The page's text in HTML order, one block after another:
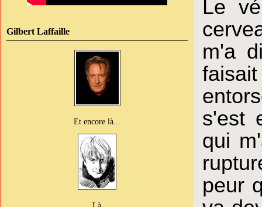
Gilbert Laffaille
Et encore là...
Le
m'a
s'est
qui
peur